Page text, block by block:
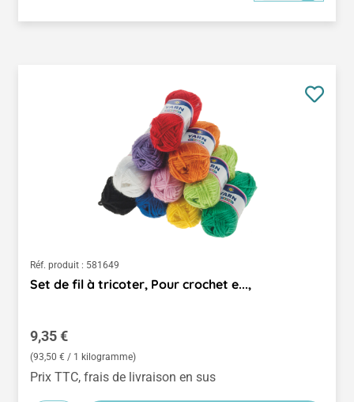
Réf. produit : 581649
Set de fil à tricoter, Pour crochet e...,
Prix régulier :
9,35 €
(93,50 € / 1 kilogramme)
Prix TTC, frais de livraison en sus